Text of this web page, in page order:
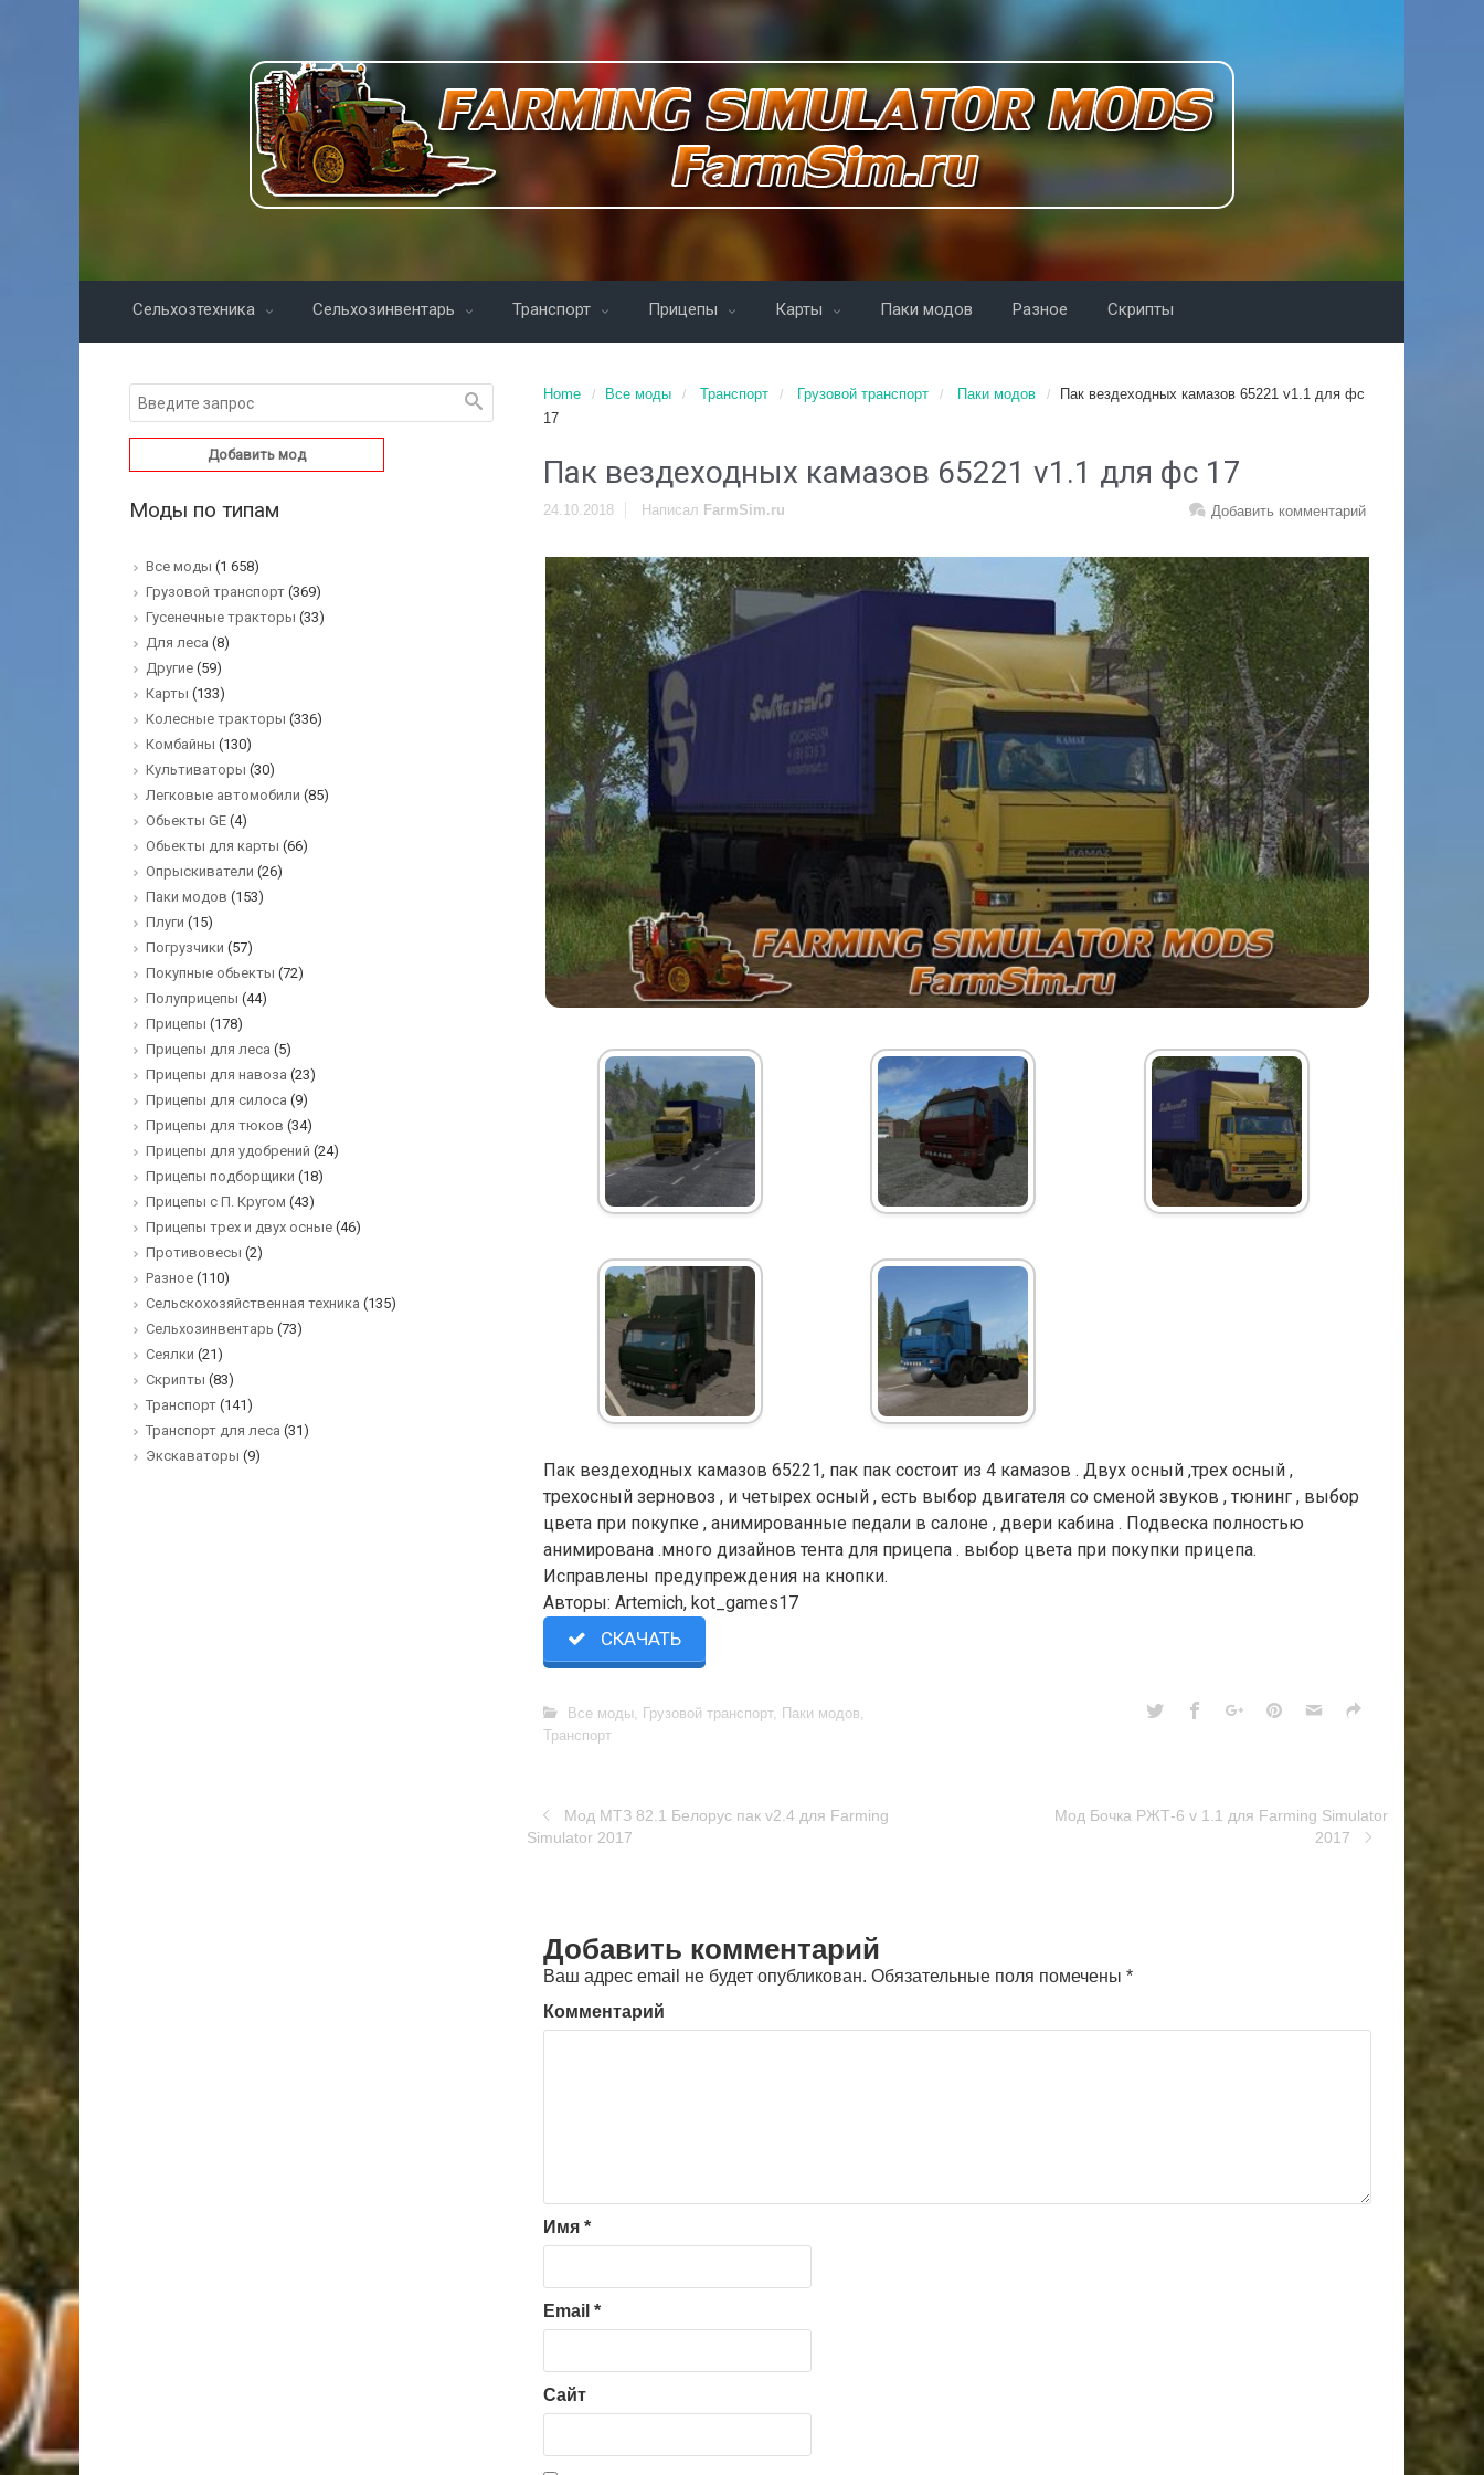
Сельхозтехника Сельхозинвентарь Транспорт Прицепы Карты Паки модов Разное Скрипты
Home Все моды Транспорт Грузовой транспорт Паки модов
Пак вездеходных камазов 65221 v1.1 для фс
17
Пак вездеходных камазов 65221 v1.1 для фс 17
24.10.2018 Добавить комментарий
Написал FarmSim.ru
Пак вездеходных камазов 65221, пак пак состоит из 4 камазов . Двух осный ,трех осный ,
трехосный зерновоз , и четырех осный , есть выбор двигателя со сменой звуков , тюнинг , выбор
цвета при покупке , анимированные педали в салоне , двери кабина . Подвеска полностью
анимирована .много дизайнов тента для прицепа . выбор цвета при покупки прицепа.
Исправлены предупреждения на кнопки.
Авторы: Аrtemich, kot_games17
СКАЧАТЬ
Все моды Грузовой транспорт, Паки модов
Транспорт
Мод МТЗ 82.1 Белорус пак v2.4 для Farming
Simulator 2017
Мод Бочка РЖТ-6 v 1.1 для Farming Simulator
2017
Добавить комментарий
Ваш адрес email не будет опубликован. Обязательные поля помечены *
Комментарий
Имя *
Email *
Сайт
Добавить мод
Моды по типам
Все моды (1 658)
Грузовой транспорт (369)
Гусенечные тракторы (33)
Для леса (8)
Другие (59)
Карты (133)
Колесные тракторы (336)
Комбайны (130)
Культиваторы (30)
Легковые автомобили (85)
Обьекты GE (4)
Обьекты для карты (66)
Опрыскиватели (26)
Паки модов (153)
Плуги (15)
Погрузчики (57)
Покупные обьекты (72)
Полуприцепы (44)
Прицепы (178)
Прицепы для леса (5)
Прицепы для навоза (23)
Прицепы для силоса (9)
Прицепы для тюков (34)
Прицепы для удобрений (24)
Прицепы подборщики (18)
Прицепы с П. Кругом (43)
Прицепы трех и двух осные (46)
Противовесы (2)
Разное (110)
Сельскохозяйственная техника (135)
Сельхозинвентарь (73)
Сеялки (21)
Скрипты (83)
Транспорт (141)
Транспорт для леса (31)
Экскаваторы (9)